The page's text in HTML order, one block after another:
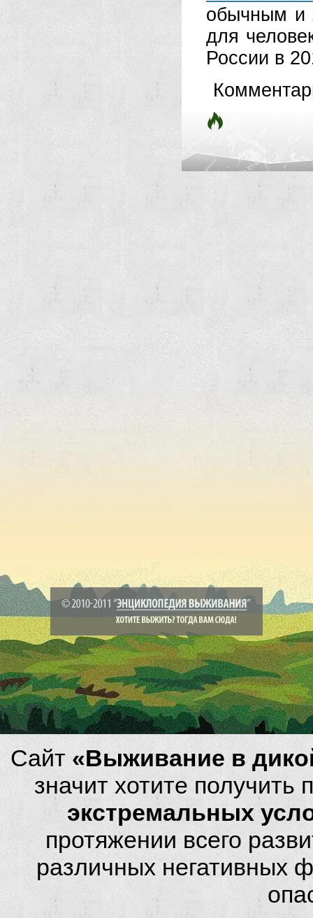
обычным и
для
России в
Сайт «Выживание в
значит хотите
экстремальных
протяжении всего
различных негативных